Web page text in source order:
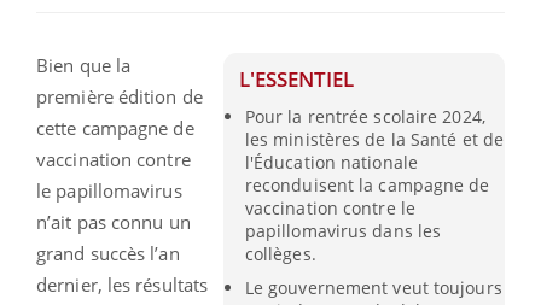
L'ESSENTIEL
Pour la rentrée scolaire 2024,
les ministères de la Santé et de
l'Éducation nationale
reconduisent la campagne de
vaccination contre le
papillomavirus dans les
collèges.
Le gouvernement veut toujours
Bien que la
première édition de
cette campagne de
vaccination contre
le papillomavirus
n’ait pas connu un
grand succès l’an
dernier, les résultats